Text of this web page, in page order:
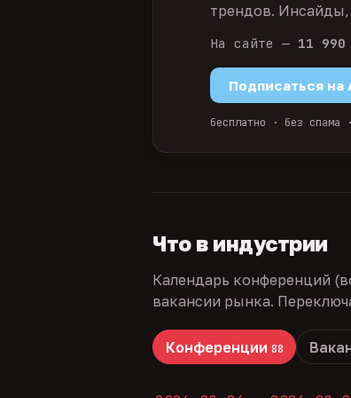
трендов. Инсайды,
На сайте — 11 990
Подписаться на
бесплатно · без спама
Что в индустрии
Календарь конференций
вакансии рынка.
Конференции 88